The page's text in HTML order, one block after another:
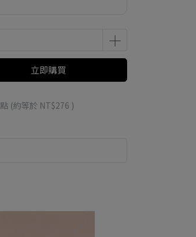
立即購買
點 (約等於 NT$276 )